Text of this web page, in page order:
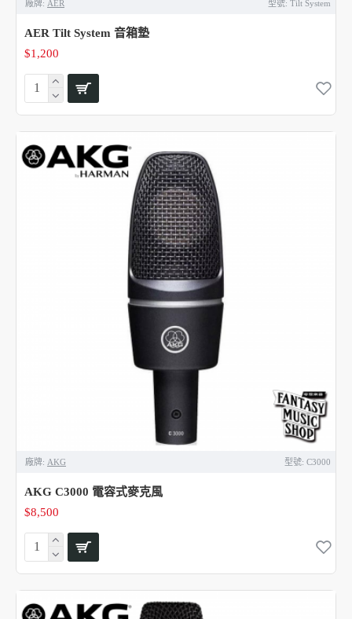
廠牌: AER 型號: Tilt System
AER Tilt System 音箱墊
$1,200
廠牌: AKG 型號: C3000
AKG C3000 電容式麥克風
$8,500